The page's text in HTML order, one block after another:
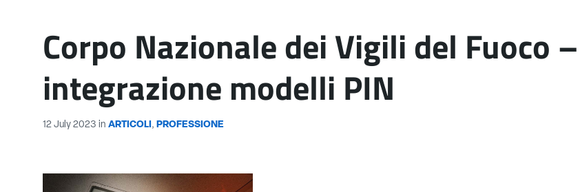
Corpo Nazionale dei Vigili del Fuoco
integrazione modelli PIN
12 July 2023 in ARTICOLI, PROFESSIONE